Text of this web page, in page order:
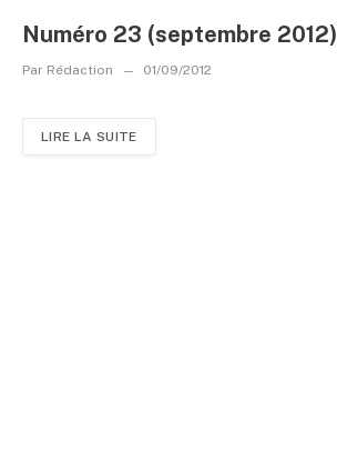
Numéro 23 (septembre 2012)
Par Rédaction 01/09/2012
LIRE LA SUITE